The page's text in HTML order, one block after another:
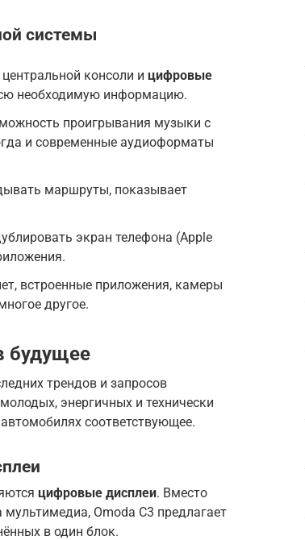
системы
консоли и цифровые
необходимую информацию.
проигрывания музыки с
и современные аудиоформаты
маршруты, показывает
экран телефона (Apple
встроенные приложения, камеры
другое.
будущее
трендов и запросов
энергичных и технически
соответствующее.
цифровые дисплеи. Вместо
Omoda C3 предлагает
в один блок.